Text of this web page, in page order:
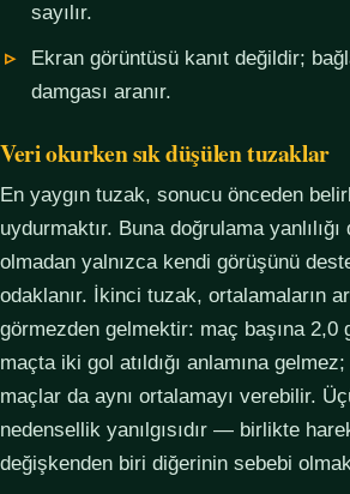
sayılır.
Ekran görüntüsü kanıt değildir;
damgası aranır.
Veri okurken sık düşülen tuzaklar
En yaygın tuzak, sonucu önceden
uydurmaktır. Buna doğrulama
olmadan yalnızca kendi görüşünü
odaklanır. İkinci tuzak, ortalamaların
görmezden gelmektir: maç başına 2,0
maçta iki gol atıldığı anlamına
maçlar da aynı ortalamayı verebilir.
nedensellik yanılgısıdır — birlikte
değişkenden biri diğerinin sebebi